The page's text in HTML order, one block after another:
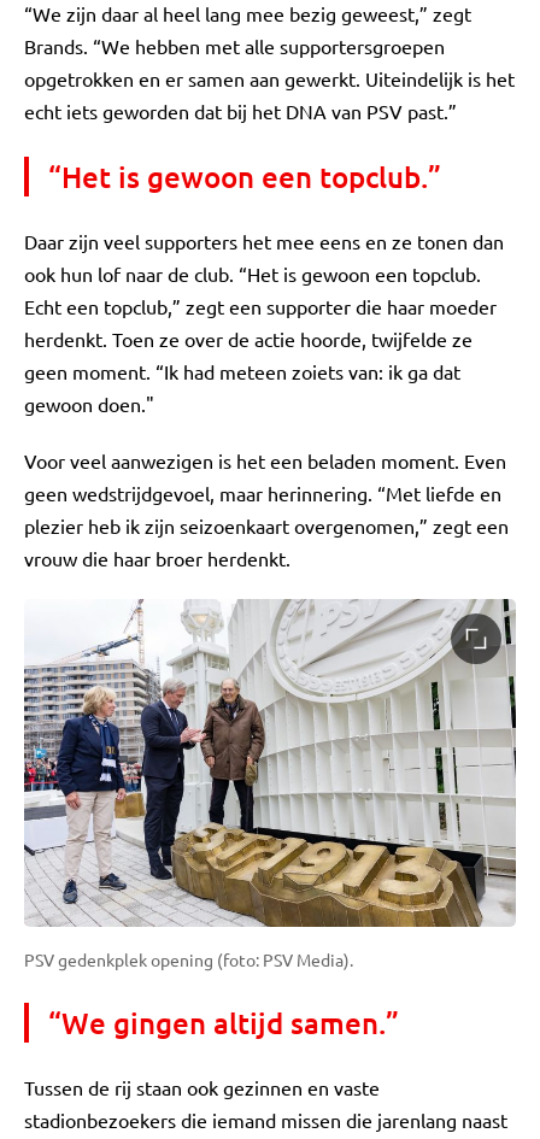
“We zijn daar al heel lang mee bezig geweest,” zegt
Brands. “We hebben met alle supportersgroepen
opgetrokken en er samen aan gewerkt. Uiteindelijk is het
echt iets geworden dat bij het DNA van PSV past.”
“Het is gewoon een topclub.”
Daar zijn veel supporters het mee eens en ze tonen dan
ook hun lof naar de club. “Het is gewoon een topclub.
Echt een topclub,” zegt een supporter die haar moeder
herdenkt. Toen ze over de actie hoorde, twijfelde ze
geen moment. “Ik had meteen zoiets van: ik ga dat
gewoon doen."
Voor veel aanwezigen is het een beladen moment. Even
geen wedstrijdgevoel, maar herinnering. “Met liefde en
plezier heb ik zijn seizoenkaart overgenomen,” zegt een
vrouw die haar broer herdenkt.
PSV gedenkplek opening (foto: PSV Media).
“We gingen altijd samen.”
Tussen de rij staan ook gezinnen en vaste
stadionbezoekers die iemand missen die jarenlang naast